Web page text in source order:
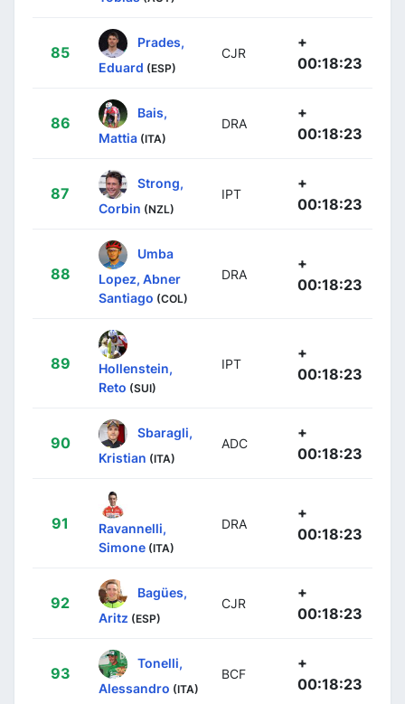
85
Prades,
Eduard (ESP)
CJR
+
00:18:23
86
Bais,
Mattia (ITA)
DRA
+
00:18:23
87
Strong,
Corbin (NZL)
IPT
+
00:18:23
88
Umba
Lopez, Abner
Santiago (COL)
DRA
+
00:18:23
89
Hollenstein,
Reto (SUI)
IPT
+
00:18:23
90
Sbaragli,
Kristian (ITA)
ADC
+
00:18:23
91
Ravannelli,
Simone (ITA)
DRA
+
00:18:23
92
Bagües,
Aritz (ESP)
CJR
+
00:18:23
93
Tonelli,
Alessandro (ITA)
BCF
+
00:18:23